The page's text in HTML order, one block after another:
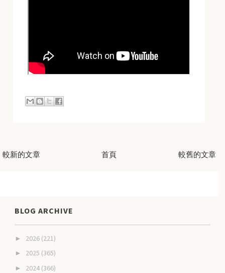
較新的文章 較舊的文章
首頁
BLOG ARCHIVE
► 2026 (221)
► 2025 (365)
► 2024 (366)